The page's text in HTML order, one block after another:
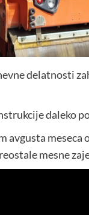
delatnosti
daleko
avgusta meseca
mesne